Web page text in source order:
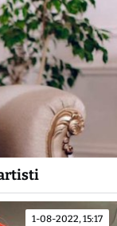
artisti
1-08-2022, 15:17